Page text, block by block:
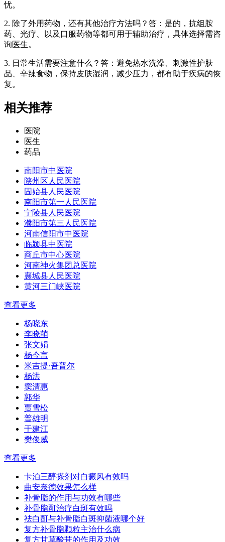
忧。
2. 除了外用药物，还有其他治疗方法吗？答：是的，抗组胺
药、光疗、以及口服药物等都可用于辅助治疗，具体选择需咨
询医生。
3. 日常生活需要注意什么？答：避免热水洗澡、刺激性护肤
品、辛辣食物，保持皮肤湿润，减少压力，都有助于疾病的恢
复。
相关推荐
医院
医生
药品
南阳市中医院
陕州区人民医院
固始县人民医院
南阳市第一人民医院
宁陵县人民医院
濮阳市第三人民医院
河南信阳市中医院
临颍县中医院
商丘市中心医院
河南神火集团总医院
襄城县人民医院
黄河三门峡医院
查看更多
杨晓东
李晓萌
张文娟
杨今言
米吉提·吾普尔
杨洪
窦清惠
郭华
贾雪松
普雄明
于建江
樊俊威
查看更多
卡泊三醇搽剂对白癜风有效吗
曲安奈德效果怎么样
补骨脂的作用与功效有哪些
补骨脂酊治疗白斑有效吗
祛白酊与补骨脂白斑抑菌液哪个好
复方补骨脂颗粒主治什么病
复方甘草酸苷的作用及功效